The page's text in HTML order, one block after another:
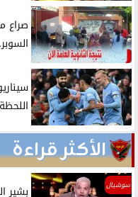
صراع
الأكثر قراءة
سوشيال
بشير